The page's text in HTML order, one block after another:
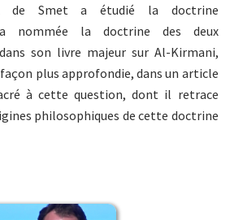
de Smet a étudié la doctrine
nommée la doctrine des deux
son livre majeur sur Al-Kirmani,
plus approfondie, dans un article
à cette question, dont il retrace
philosophiques de cette doctrine